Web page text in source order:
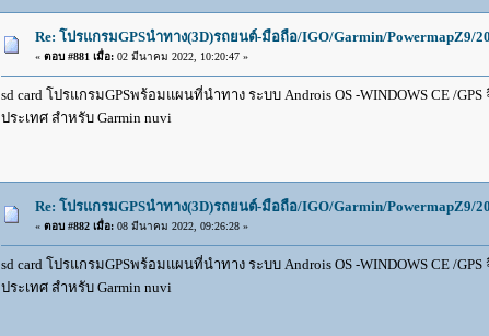
Re: โปรแกรมGPSนำทาง(3D)รถยนต์-มือถือ/IGO/Garmin/PowermapZ9/
« ตอบ #881 เมื่อ:02 มีนาคม 2022, 10:20:47 »
sd card โปรแกรมGPSพร้อมแผนที่นำทาง ระบบ Androis OS -WINDOWS CE /
ประเทศ สำหรับ Garmin nuvi
Re: โปรแกรมGPSนำทาง(3D)รถยนต์-มือถือ/IGO/Garmin/PowermapZ9/
« ตอบ #882 เมื่อ:08 มีนาคม 2022, 09:26:28 »
sd card โปรแกรมGPSพร้อมแผนที่นำทาง ระบบ Androis OS -WINDOWS CE /
ประเทศ สำหรับ Garmin nuvi